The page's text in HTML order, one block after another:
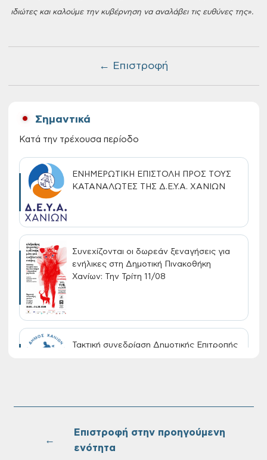
← Επιστροφή
ιδιώτες και καλούμε την κυβέρνηση να αναλάβει τις ευθύνες της».
Σημαντικά
Κατά την τρέχουσα περίοδο
ΕΝΗΜΕΡΩΤΙΚΗ ΕΠΙΣΤΟΛΗ ΠΡΟΣ ΤΟΥΣ
ΚΑΤΑΝΑΛΩΤΕΣ ΤΗΣ Δ.Ε.Υ.Α. ΧΑΝΙΩΝ
Συνεχίζονται οι δωρεάν ξεναγήσεις για
ενήλικες στη Δημοτική Πινακοθήκη
Χανίων: Την Τρίτη 11/08
Τακτική συνεδρίαση Δημοτικής Επιτροπής
Επαναλειτουργία του συστήματος
Ονουφρίου
←
Επιστροφή στην προηγούμενη
ενότητα